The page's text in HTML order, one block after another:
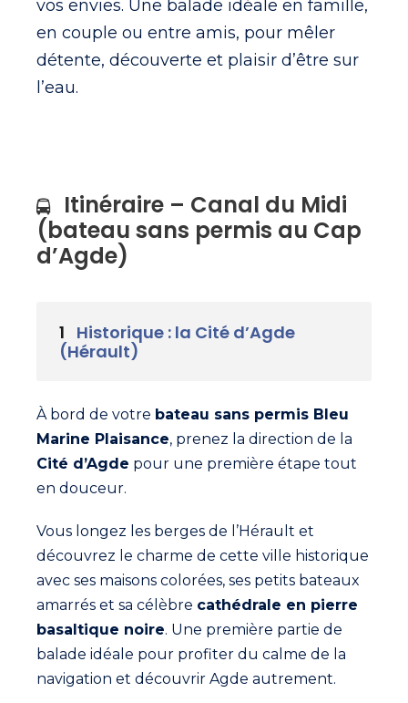
vos envies. Une balade idéale en famille,
en couple ou entre amis, pour mêler
détente, découverte et plaisir d’être sur
l’eau.
Itinéraire – Canal du Midi
(bateau sans permis au Cap
d’Agde)
1 Historique : la Cité d’Agde
(Hérault)
À bord de votre bateau sans permis Bleu
Marine Plaisance, prenez la direction de la
Cité d’Agde pour une première étape tout
en douceur.
Vous longez les berges de l’Hérault et
découvrez le charme de cette ville historique
avec ses maisons colorées, ses petits bateaux
amarrés et sa célèbre cathédrale en pierre
basaltique noire. Une première partie de
balade idéale pour profiter du calme de la
navigation et découvrir Agde autrement.